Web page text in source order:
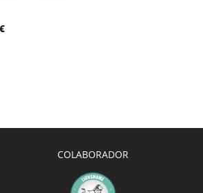
€
COLABORADOR